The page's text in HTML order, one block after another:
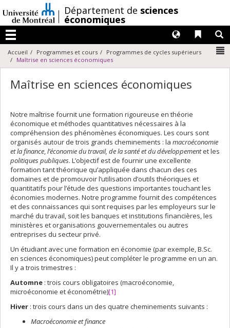
au
contenu
/Département de sciences
économiques
Menu
Liens
Langues
Accueil Programmes et cours
Programmes de cycles supérieurs
Maîtrise en sciences économiques
Maîtrise en sciences économiques
Notre maîtrise fournit une formation rigoureuse en théorie
économique et méthodes quantitatives nécessaires à la
compréhension des phénomènes économiques. Les cours sont
organisés autour de trois grands cheminements : la macroéconomie
et la finance,l’économie du travail, de la santéet du développementet les
politiques publiques. L’objectif est de fournir une excellente
formation tant théorique qu’appliquée dans chacun des ces
domaines et de promouvoir l’utilisation d’outils théoriques et
quantitatifs pour l’étude des questions importantes touchant les
économies modernes. Notre programme fournit des compétences
et des connaissances qui sont requises par les employeurs sur le
marché du travail, soit les banques et institutions financières, les
ministères et organisations gouvernementales ou autres
entreprises du secteur privé.
Un étudiant avec une formation en économie (par exemple, B.Sc.
en sciences économiques) peut compléter le programme en un an.
Il y a trois trimestres :
Automne : trois cours obligatoires (macroéconomie,
microéconomie et économétrie)[1]
Hiver : trois cours dans un des quatre cheminements suivants :
Macroéconomie et finance